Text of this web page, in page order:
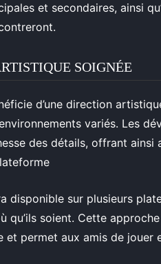
et secondaires, ainsi
SOIGNÉE
d’une direction
variés. Les
des détails, offrant ainsi
disponible sur plusieurs
qu’ils soient. Cette
et permet aux amis de jouer